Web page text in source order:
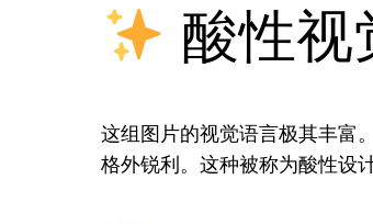
酸性视
这组图片的视觉语言极其丰富
格外锐利。这种被称为酸性设